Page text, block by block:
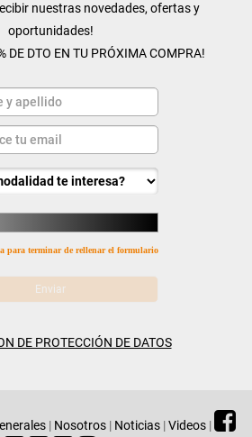
nuestras novedades, ofertas y
oportunidades!
DE DTO EN TU PRÓXIMA COMPRA!
para terminar de rellenar el formulario
DE PROTECCIÓN DE DATOS
| Nosotros | Noticias |Videos |